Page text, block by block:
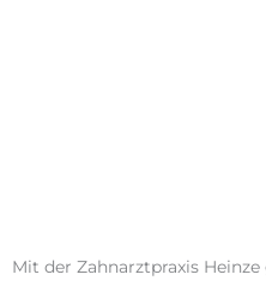
Mit der Zahnarztpraxis